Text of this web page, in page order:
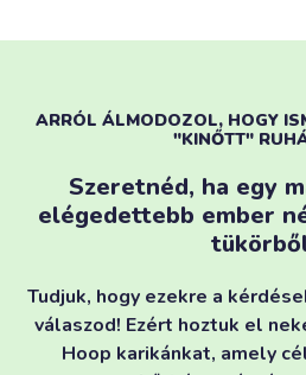
ARRÓL ÁLMODOZOL, HOGY
"KINŐTT"
Szeretnéd, ha egy
elégedettebb ember
Tudjuk, hogy ezekre a
válaszod! Ezért hoztuk el
Hoop karikánkat, amely